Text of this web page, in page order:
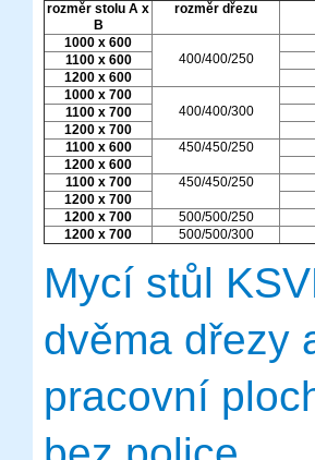
rozměr stolu A x
B
rozměr dřezu
1000 x 600
400/400/250
1100 x 600
1200 x 600
1000 x 700
400/400/300
1100 x 700
1200 x 700
1100 x 600
450/450/250
1200 x 600
1100 x 700
450/450/250
1200 x 700
1200 x 700
500/500/250
1200 x 700
500/500/300
Mycí stůl
dvěma dřezy
pracovní